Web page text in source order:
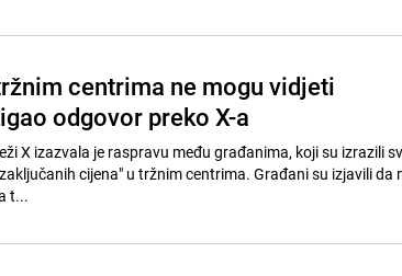
centrima ne mogu vidjeti
odgovor preko X-a
X izazvala je raspravu među građanima, koji su izrazili
cijena" u tržnim centrima. Građani su izjavili da
t...